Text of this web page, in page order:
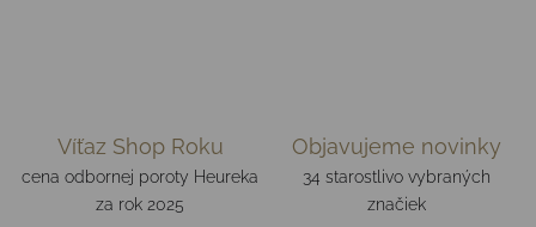
Víťaz Shop Roku
cena odbornej poroty Heureka
za rok 2025
Objavujeme novinky
34 starostlivo vybraných
značiek